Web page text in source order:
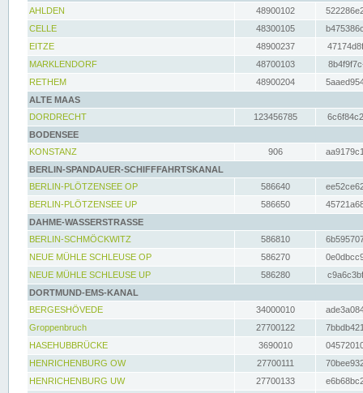
AHLDEN
48900102
CELLE
48300105
EITZE
48900237
MARKLENDORF
48700103
RETHEM
48900204
ALTE MAAS
DORDRECHT
123456785
BODENSEE
KONSTANZ
906
BERLIN-SPANDAUER-SCHIFFFAHRTSKANAL
BERLIN-PLÖTZENSEE OP
586640
BERLIN-PLÖTZENSEE UP
586650
DAHME-WASSERSTRASSE
BERLIN-SCHMÖCKWITZ
586810
NEUE MÜHLE SCHLEUSE OP
586270
NEUE MÜHLE SCHLEUSE UP
586280
DORTMUND-EMS-KANAL
BERGESHÖVEDE
34000010
Groppenbruch
27700122
HASEHUBBRÜCKE
3690010
HENRICHENBURG OW
27700111
HENRICHENBURG UW
27700133